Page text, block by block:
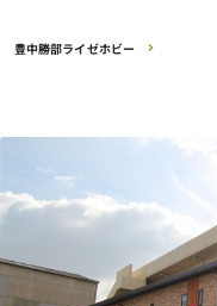
豊中勝部ライゼホビー